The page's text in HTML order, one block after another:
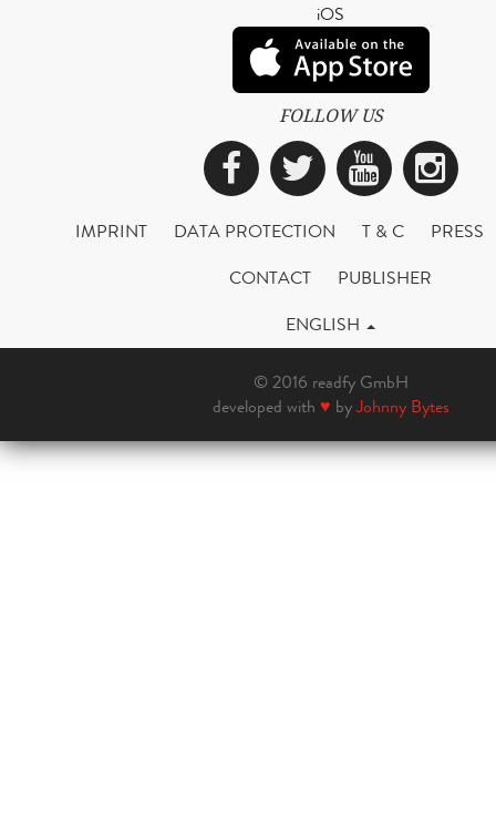
iOS
FOLLOW US
Facebook
Twitter
IMPRINT DATA PROTECTION T & C
PRESS
CONTACT
PUBLISHER
ENGLISH
© 2016 readfy GmbH
developed with ♥ byJohnny Bytes